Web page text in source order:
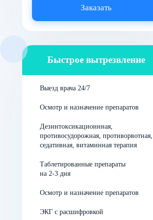
повышение давления, температуры,
сильные боли в мышцах, суставах,
появление судорог,
апатия,
депрессивность,
нарушение работы органов ЖКТ.
сосредоточилась в каждом уголке тела,
причинения себе вреда. В остром
Заказать
Быстрое вытрезвление
Выезд врача 24/7
Осмотр и назначение препаратов
Дезинтоксикационнная,
противосудорожная, противорвотная,
седативная, витаминная терапия
Таблетированные препараты
на 2-3 дня
Осмотр и назначение препаратов
ЭКГ с расшифровкой